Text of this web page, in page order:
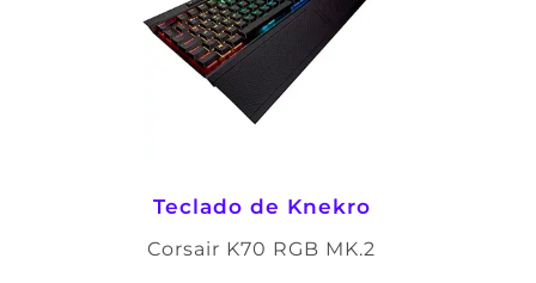
Teclado de Knekro
Corsair K70 RGB MK.2